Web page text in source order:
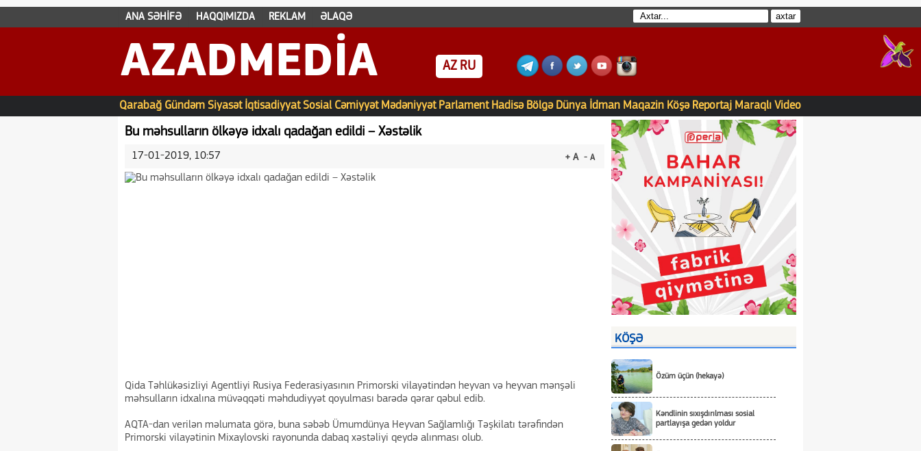
ANA SƏHİFƏ HAQQIMIZDA REKLAM ƏLAQƏ
AZADMEDIA AZ RU
Qarabağ Gündəm Siyasət İqtisadiyyat Sosial Cəmiyyət Mədəniyyət Parlament Hadisə Bölgə Dünya İdman Maqazin Köşə Reportaj Maraqlı Video
Bu məhsulların ölkəyə idxalı qadağan edildi – Xəstəlik
+ A - A
17-01-2019, 10:57
Qida Təhlükəsizliyi Agentliyi Rusiya Federasiyasının Primorski vilayətindən heyvan və heyvan mənşəli
məhsulların idxalına müvəqqəti məhdudiyyət qoyulması barədə qərar qəbul edib.
AQTA-dan verilən məlumata görə, buna səbəb Ümumdünya Heyvan Sağlamlığı Təşkilatı tərəfindən
Primorski vilayətinin Mixaylovski rayonunda dabaq xəstəliyi qeydə alınması olub.
KÖŞƏ
Özüm üçün (hekayə)
Kəndlinin sıxışdırılması sosial
partlayışa gedən yoldur